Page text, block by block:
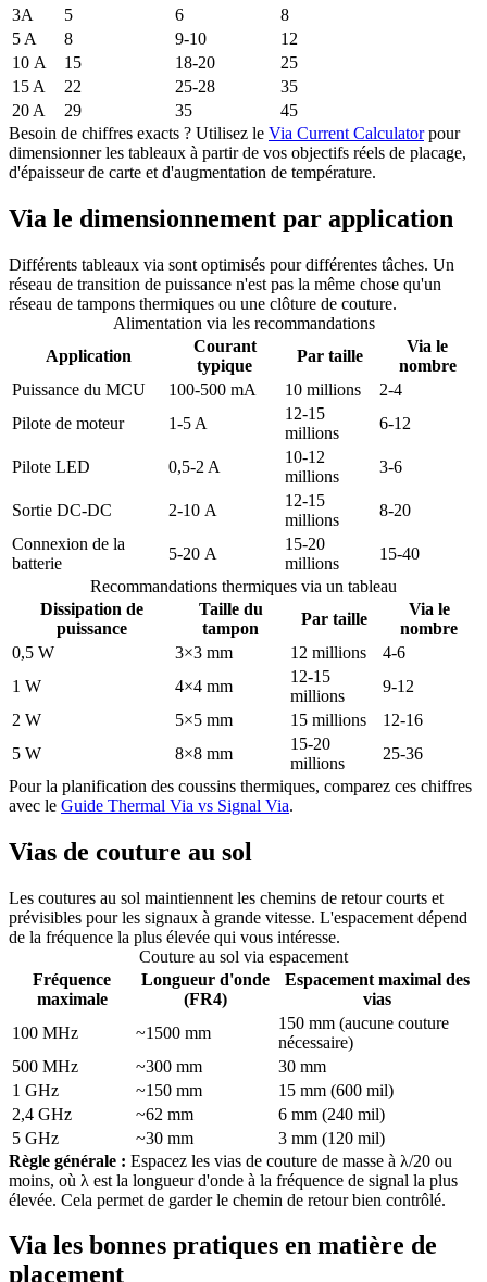
3A 5 6
8
5 A
8 9-10
12
10 A
15 18-20
25
15 A
22 25-28
35
20 A
29 35
45
Besoin de chiffres exacts ? Utilisez le Via Current Calculatorpour
dimensionner les tableaux à partir de vos objectifs réels de placage,
d'épaisseur de carte et d'augmentation de température.
Via le dimensionnement par application
Différents tableaux via sont optimisés pour différentes tâches. Un
réseau de transition de puissance n'est pas la même chose qu'un
réseau de tampons thermiques ou une clôture de couture.
Alimentation via les recommandations
Application
Courant
typique
Par taille
Via le
nombre
Puissance du MCU
100-500 mA 10 millions
2-4
Pilote de moteur
1-5 A
12-15
millions
6-12
Pilote LED 0,5-2 A
10-12
millions
3-6
Sortie DC-DC 2-10 A
12-15
millions
8-20
Connexion de la
batterie
5-20 A
15-20
millions
15-40
Recommandations thermiques via un tableau
Dissipation de
puissance
Taille du
tampon
Par taille
Via le
nombre
0,5 W
3×3 mm 12 millions
4-6
1 W
4×4 mm
12-15
millions
9-12
2 W
5×5 mm 15 millions
12-16
5 W
8×8 mm
15-20
millions
25-36
Pour la planification des coussins thermiques, comparez ces chiffres
avec le Guide Thermal Via vs Signal Via.
Vias de couture au sol
Les coutures au sol maintiennent les chemins de retour courts et
prévisibles pour les signaux à grande vitesse. L'espacement dépend
de la fréquence la plus élevée qui vous intéresse.
Couture au sol via espacement
Fréquence
maximale
Longueur d'onde
(FR4)
Espacement maximal des
vias
100 MHz
~1500 mm
150 mm (aucune couture
nécessaire)
500 MHz
~300 mm
30 mm
1 GHz
~150 mm
15 mm (600 mil)
2,4 GHz
~62 mm
6 mm (240 mil)
5 GHz
~30 mm
3 mm (120 mil)
Règle générale : Espacez les vias de couture de masse à λ/20 ou
moins, où λ est la longueur d'onde à la fréquence de signal la plus
élevée. Cela permet de garder le chemin de retour bien contrôlé.
Via les bonnes pratiques en matière de
placement